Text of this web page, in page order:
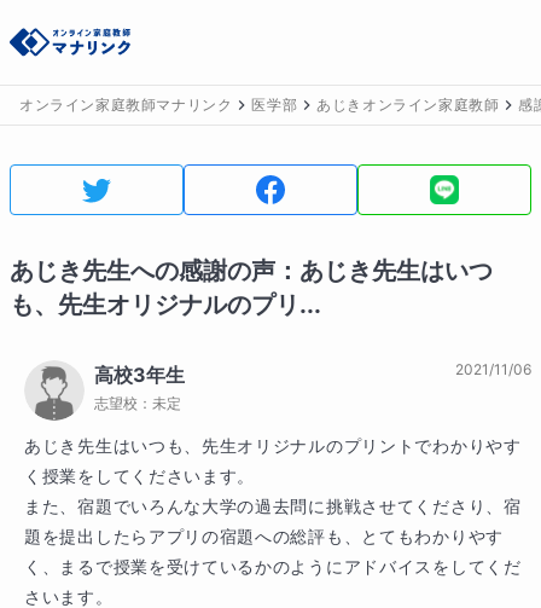
オンライン家庭教師マナリンク 医学部 あじきオンライン家庭教師 感
あじき先生への感謝の声： あじき先生はいつ
も、先生オリジナルのプリ...
高校3年生
志望校： 未定
2021/11/06
あじき先生はいつも、先生オリジナルのプリントでわかりやす
く授業をしてくださいます。
また、宿題でいろんな大学の過去問に挑戦させてくださり、宿
題を提出したらアプリの宿題への総評も、とてもわかりやす
く、まるで授業を受けているかのようにアドバイスをしてくだ
さいます。